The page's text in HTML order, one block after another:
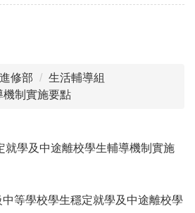
進修部
生活輔導組
機制實施要點
就學及中途離校學生輔導機制實施
等學校學生穩定就學及中途離校學